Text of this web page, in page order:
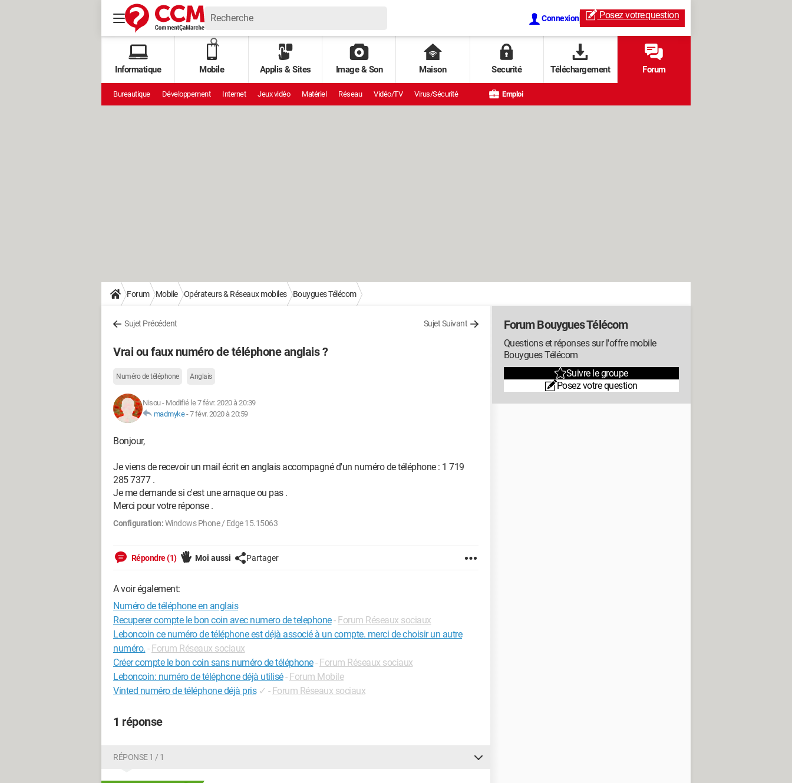
Connexion Posez votrequestion
Informatique Mobile Applis & Sites Image & Son Maison Securité Téléchargement Forum
Bureautique Développement Internet Jeux vidéo Matériel Réseau Vidéo/TV Virus/Sécurité Emploi
Forum Mobile Opérateurs & Réseaux mobiles Bouygues Télécom
Sujet Précédent Sujet Suivant
Vrai ou faux numéro de téléphone anglais ?
Numéro de téléphone Anglais
Nisou- Modifié le 7 févr. 2020 à 20:39
madmyke-7 févr. 2020 à 20:59
Bonjour,
Je viens de recevoir un mail écrit en anglais accompagné d'un numéro de téléphone : 1 719
285 7377 .
Je me demande si c'est une arnaque ou pas .
Merci pour votre réponse .
Configuration:Windows Phone / Edge 15.15063
Répondre (1) Moi aussi Partager
A voir également:
Numéro de téléphone en anglais
Recuperer compte le bon coin avec numero de telephone- Forum Réseaux sociaux
Leboncoin ce numéro de téléphone est déjà associé à un compte. merci de choisir un autre
numéro. - Forum Réseaux sociaux
Créer compte le bon coin sans numéro de téléphone- Forum Réseaux sociaux
Leboncoin: numéro de téléphone déjà utilisé- Forum Mobile
Vinted numéro de téléphone déjà pris ✓ - Forum Réseaux sociaux
1 réponse
RÉPONSE 1 / 1
Forum Bouygues Télécom
Questions et réponses sur l'offre mobile
Bouygues Télécom
Suivre le groupe
Posez votre question